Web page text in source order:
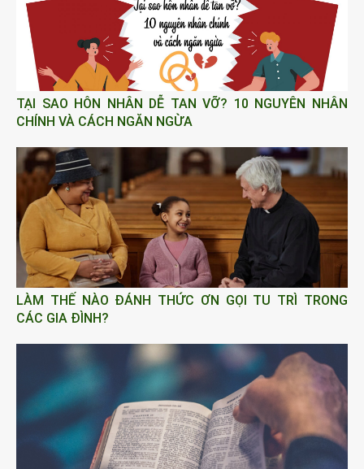
TẠI SAO HÔN NHÂN DỄ TAN VỠ? 10 NGUYÊN NHÂN
CHÍNH VÀ CÁCH NGĂN NGỪA
LÀM THẾ NÀO ĐÁNH THỨC ƠN GỌI TU TRÌ TRONG
CÁC GIA ĐÌNH?